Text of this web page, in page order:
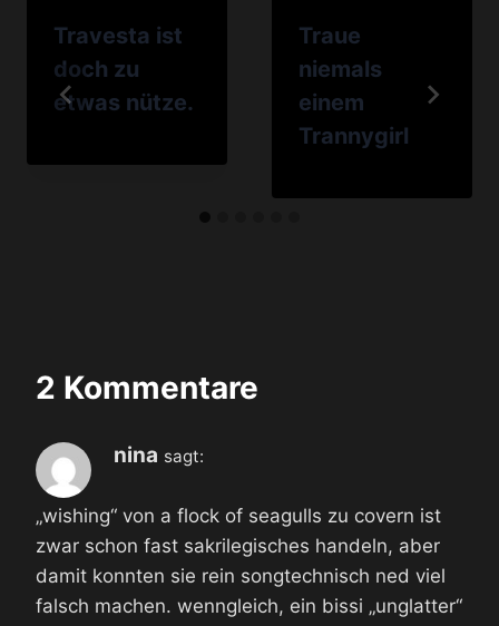
Travesta ist
doch zu
etwas nütze.
Traue
niemals
einem
Trannygirl
2 Kommentare
nina sagt:
„wishing“ von a flock of seagulls zu covern ist
zwar schon fast sakrilegisches handeln, aber
damit konnten sie rein songtechnisch ned viel
falsch machen. wenngleich, ein bissi „unglatter“